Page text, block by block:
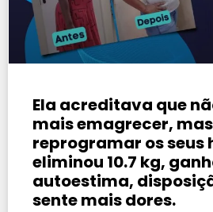
Ela acreditava que
mais emagrecer,
reprogramar os seus
eliminou 10.7 kg,
autoestima,
sente mais dores.